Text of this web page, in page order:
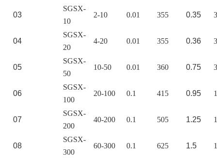
03
SGSX-
10
2-10 0.01 355 0.35
04
SGSX-
20
4-20 0.01 355 0.36
05
SGSX-
50
10-50 0.01 360 0.75
06
SGSX-
100
20-100 0.1 415 0.95
07
SGSX-
200
40-200 0.1 505 1.25
08
SGSX-
300
60-300 0.1 625 1.5